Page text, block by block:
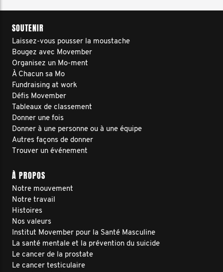
SOUTENIR
Laissez-vous pousser la moustache
Bougez avec Movember
Organisez un Mo-ment
À Chacun sa Mo
Fundraising at work
Défis Movember
Tableaux de classement
Donner une fois
Donner à une personne ou à une équipe
Autres façons de donner
Trouver un événement
À PROPOS
Notre mouvement
Notre travail
Histoires
Nos valeurs
Institut Movember pour la Santé Masculine
La santé mentale et la prévention du suicide
Le cancer de la prostate
Le cancer testiculaire